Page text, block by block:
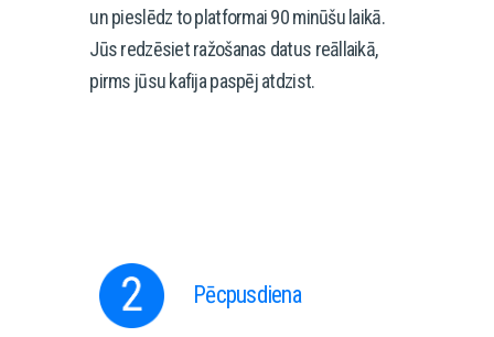
un pieslēdz to platformai 90 minūšu laikā.
Jūs redzēsiet ražošanas datus reāllaikā,
pirms jūsu kafija paspēj atdzist.
Pēcpusdiena